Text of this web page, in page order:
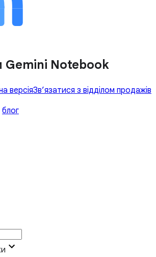
Gemini Notebook
версіяЗв’язатися з відділом продажів
блог